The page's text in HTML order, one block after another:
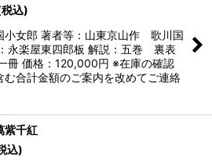
込)
小女郎 著者等：山東京山作 歌川国
永楽屋東四郎板 解説：五巻 裏表
冊 価格：120,000円 ※在庫の確認
む合計金額のご案内を改めてご連絡
紫千紅
込)